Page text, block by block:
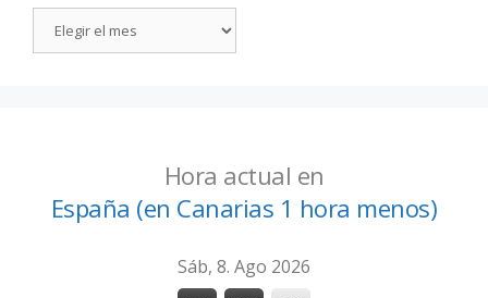
Hora actual en
España (en Canarias 1 hora menos)